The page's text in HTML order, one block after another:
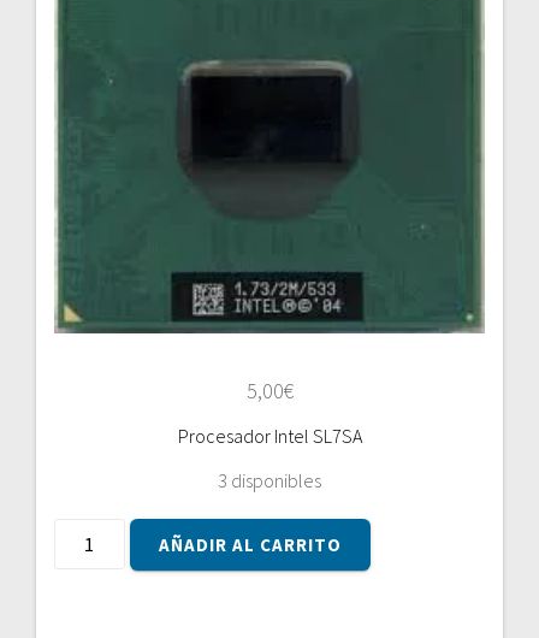
5,00€
Procesador Intel SL7SA
3 disponibles
Procesador
Intel
AÑADIR AL CARRITO